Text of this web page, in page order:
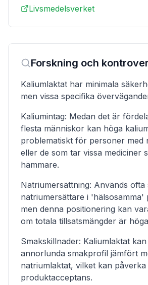
Livsmedelsverket
Forskning och
Kaliumlaktat har minimala
men vissa specifika
Kaliumintag: Medan det är
flesta människor kan höga
problematiskt för personer med
eller de som tar vissa mediciner
hämmare.
Natriumersättning: Används ofta
natriumersättare i 'hälsosamma'
men denna positionering kan
om totala tillsatsmängder är
Smakskillnader: Kaliumlaktat
annorlunda smakprofil jämfört
natriumlaktat, vilket kan påverka
produktacceptans.